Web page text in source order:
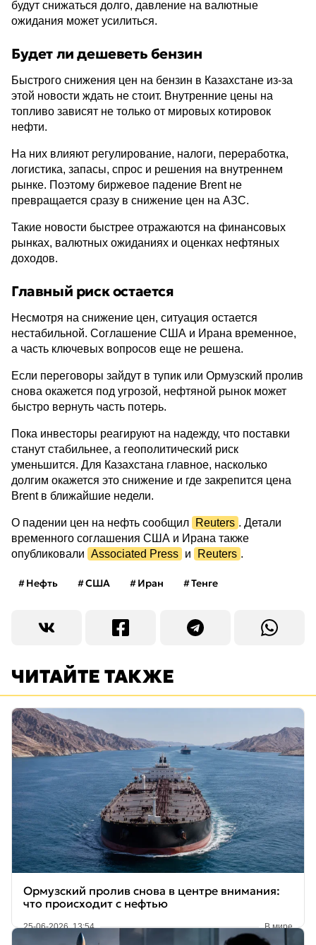
будут снижаться долго, давление на валютные
ожидания может усилиться.
Будет ли дешеветь бензин
Быстрого снижения цен на бензин в Казахстане из-за
этой новости ждать не стоит. Внутренние цены на
топливо зависят не только от мировых котировок
нефти.
На них влияют регулирование, налоги, переработка,
логистика, запасы, спрос и решения на внутреннем
рынке. Поэтому биржевое падение Brent не
превращается сразу в снижение цен на АЗС.
Такие новости быстрее отражаются на финансовых
рынках, валютных ожиданиях и оценках нефтяных
доходов.
Главный риск остается
Несмотря на снижение цен, ситуация остается
нестабильной. Соглашение США и Ирана временное,
а часть ключевых вопросов еще не решена.
Если переговоры зайдут в тупик или Ормузский пролив
снова окажется под угрозой, нефтяной рынок может
быстро вернуть часть потерь.
Пока инвесторы реагируют на надежду, что поставки
станут стабильнее, а геополитический риск
уменьшится. Для Казахстана главное, насколько
долгим окажется это снижение и где закрепится цена
Brent в ближайшие недели.
О падении цен на нефть сообщил Reuters . Детали
временного соглашения США и Ирана также
опубликовали Associated Press и Reuters .
Нефть США Иран Тенге
ЧИТАЙТЕ ТАКЖЕ
Ормузский пролив снова в центре внимания:
что происходит с нефтью
25-06-2026, 13:54 В мире